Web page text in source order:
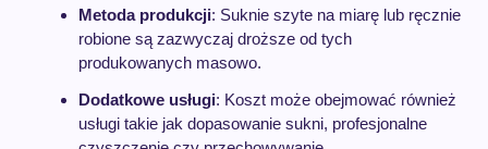
Metoda produkcji: Suknie szyte na miarę lub ręcznie
robione są zazwyczaj droższe od tych
produkowanych masowo.
Dodatkowe usługi: Koszt może obejmować również
usługi takie jak dopasowanie sukni, profesjonalne